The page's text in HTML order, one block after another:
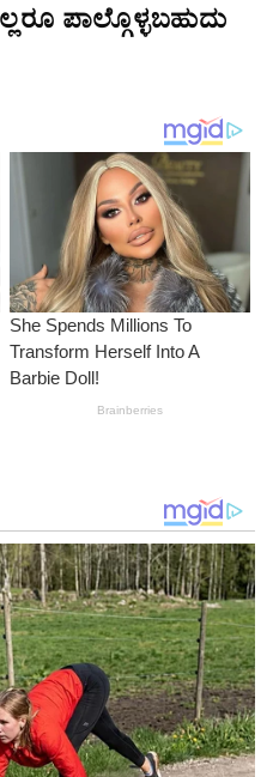
ಪಾಲ್ಗೊಳ್ಳಬಹುದು